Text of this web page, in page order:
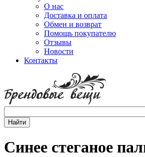
О нас
Доставка и оплата
Обмен и возврат
Помощь покупателю
Отзывы
Новости
Контакты
Синее стеганое